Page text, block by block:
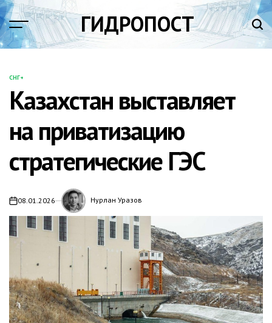
Перейти
к
содержимому
ГИДРОПОСТ
ОПУБЛИКОВАНО
В
СНГ+
Казахстан выставляет
на приватизацию
стратегические ГЭС
08.01.2026 Нурлан Уразов